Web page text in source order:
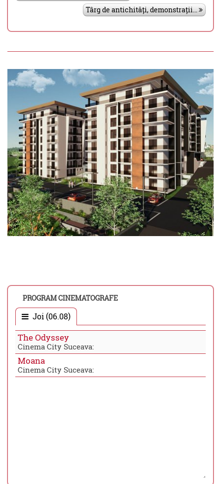
Târg de antichități, demonstrații...
PROGRAM CINEMATOGRAFE
Joi (06.08)
The Odyssey
Cinema City Suceava:
Moana
Cinema City Suceava: